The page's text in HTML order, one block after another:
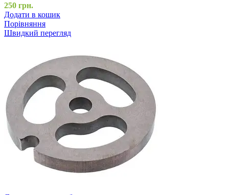
250 грн.
Додати в кошик
Порівняння
Швидкий перегляд